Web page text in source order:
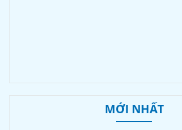
MỚI NHẤT